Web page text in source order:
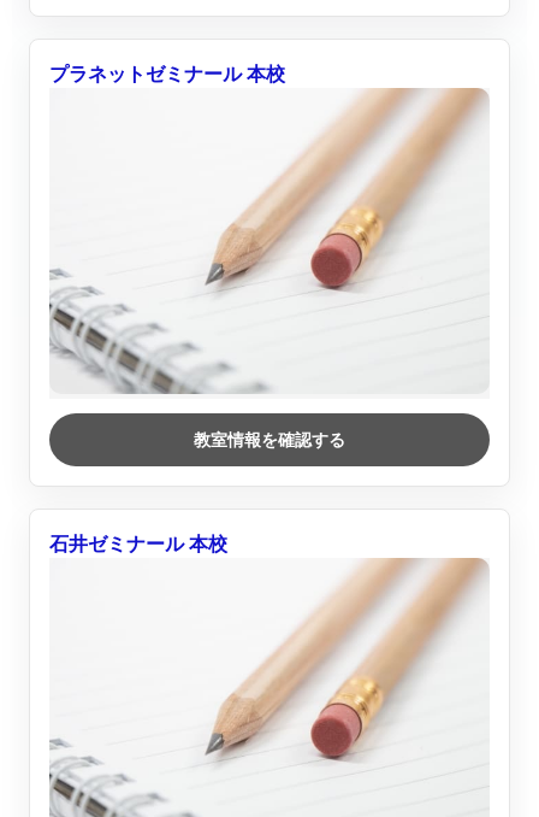
プラネットゼミナール 本校
教室情報を確認する
石井ゼミナール 本校